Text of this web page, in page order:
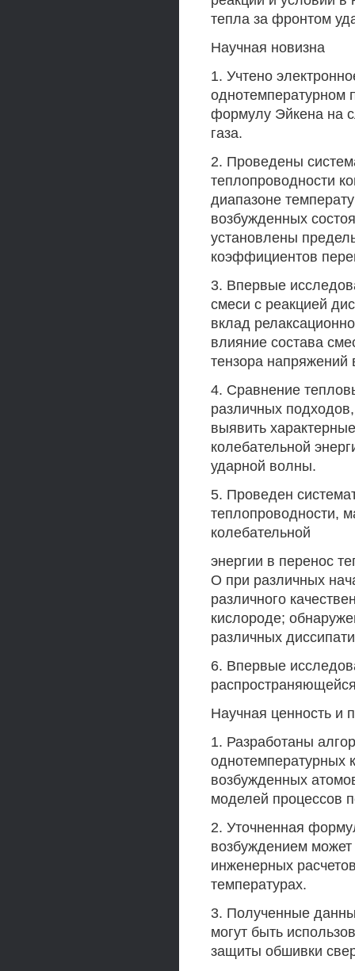
тепла за фронтом
Научная новизна
1. Учтено
однотемпературном
формулу Эйкена на
газа.
2. Проведены
теплопроводности
диапазоне
возбужденных
установлены
коэффициентов
3. Впервые
смеси с реакцией
вклад
влияние состава
тензора напряжений
4. Сравнение
различных
выявить
колебательной
ударной волны.
5. Проведен
теплопроводности,
колебательной
энергии в перенос
О при различных
различного
кислороде;
различных
6. Впервые
Научная ценность и
1. Разработаны
однотемпературных
возбужденных
моделей процессов
2. Уточненная
возбуждением
инженерных
температурах.
3. Полученные
могут быть
защиты обшивки